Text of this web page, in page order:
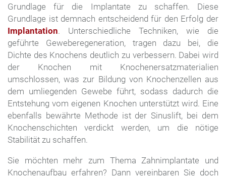
Grundlage für die Implantate zu schaffen. Diese
Grundlage ist demnach entscheidend für den Erfolg der
Implantation. Unterschiedliche Techniken, wie die
geführte Geweberegeneration, tragen dazu bei, die
Dichte des Knochens deutlich zu verbessern. Dabei wird
der Knochen mit Knochenersatzmaterialien
umschlossen, was zur Bildung von Knochenzellen aus
dem umliegenden Gewebe führt, sodass dadurch die
Entstehung vom eigenen Knochen unterstützt wird. Eine
ebenfalls bewährte Methode ist der Sinuslift, bei dem
Knochenschichten verdickt werden, um die nötige
Stabilität zu schaffen.
Sie möchten mehr zum Thema Zahnimplantate und
Knochenaufbau erfahren? Dann vereinbaren Sie doch